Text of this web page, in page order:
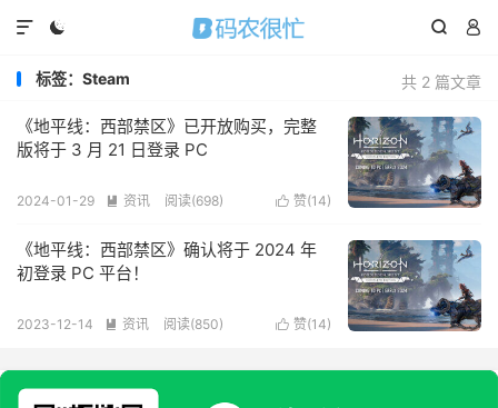
  

共 2 篇文章
标签：Steam
《地平线：西部禁区》已开放购买，完整
版将于 3 月 21 日登录 PC
 赞(14)
2024-01-29  资讯 阅读(698)
《地平线：西部禁区》确认将于 2024 年
初登录 PC 平台！
 赞(14)
2023-12-14  资讯 阅读(850)